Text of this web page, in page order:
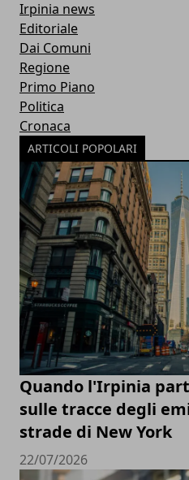
Irpinia news
Editoriale
Dai Comuni
Regione
Primo Piano
Politica
Cronaca
ARTICOLI POPOLARI
Quando l'Irpinia
sulle tracce degli
strade di New York
22/07/2026